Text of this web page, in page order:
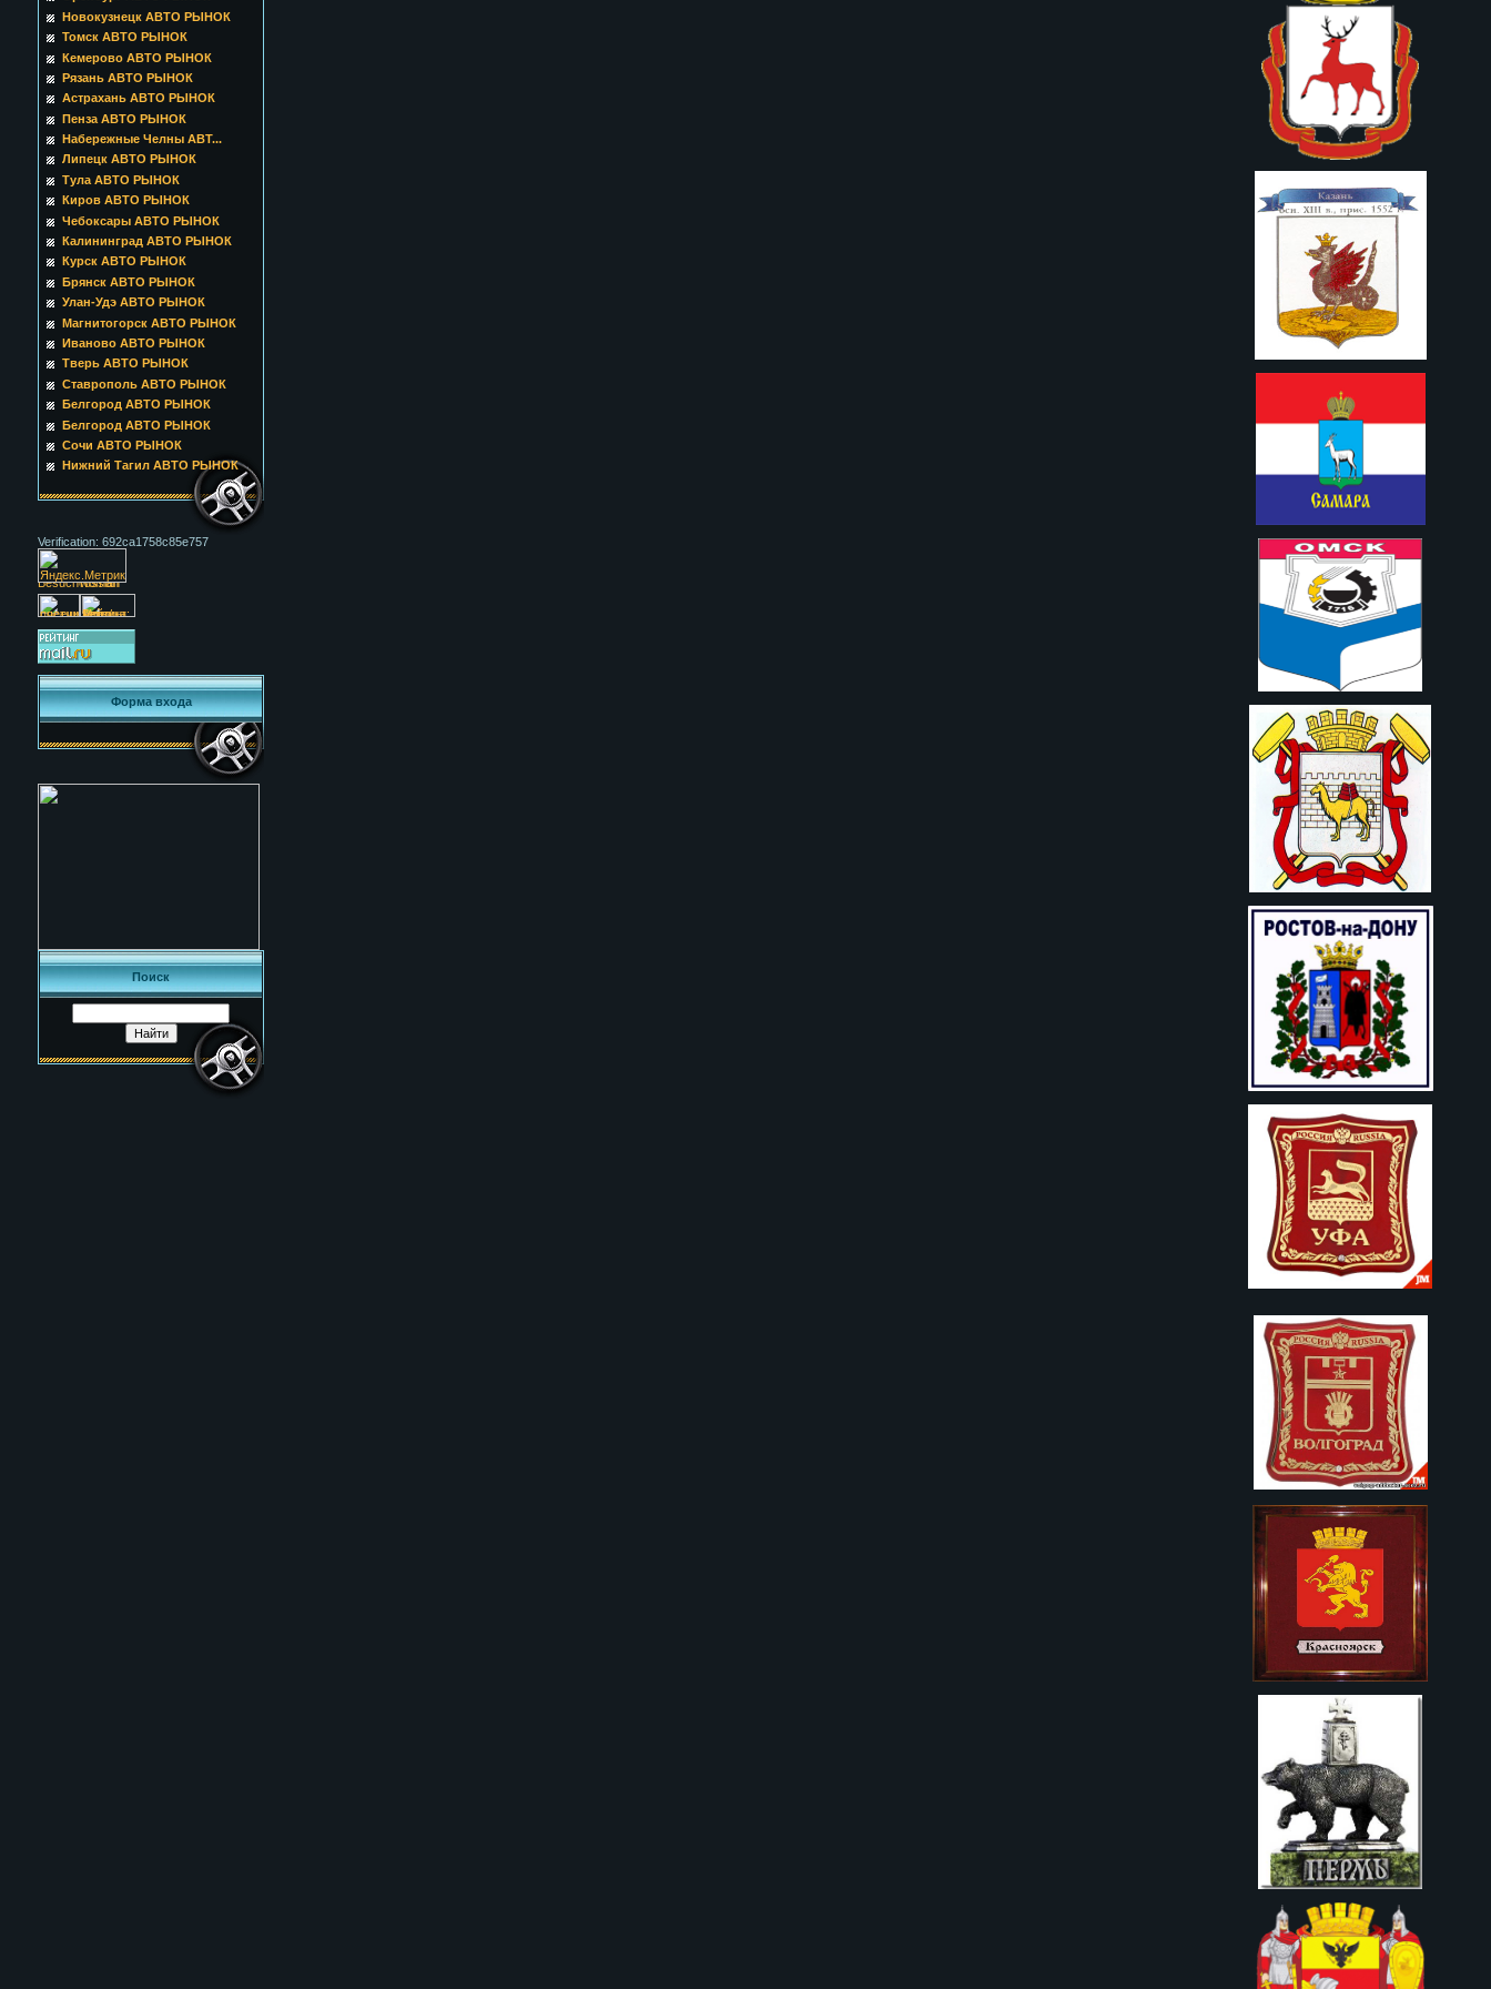
Новокузнецк АВТО РЫНОК
Томск АВТО РЫНОК
Кемерово АВТО РЫНОК
Рязань АВТО РЫНОК
Астрахань АВТО РЫНОК
Пенза АВТО РЫНОК
Набережные Челны АВТ...
Липецк АВТО РЫНОК
Тула АВТО РЫНОК
Киров АВТО РЫНОК
Чебоксары АВТО РЫНОК
Калининград АВТО РЫНОК
Курск АВТО РЫНОК
Брянск АВТО РЫНОК
Улан-Удэ АВТО РЫНОК
Магнитогорск АВТО РЫНОК
Иваново АВТО РЫНОК
Тверь АВТО РЫНОК
Ставрополь АВТО РЫНОК
Белгород АВТО РЫНОК
Белгород АВТО РЫНОК
Сочи АВТО РЫНОК
Нижний Тагил АВТО РЫНОК
Verification: 692ca1758c85e757
Форма входа
Поиск